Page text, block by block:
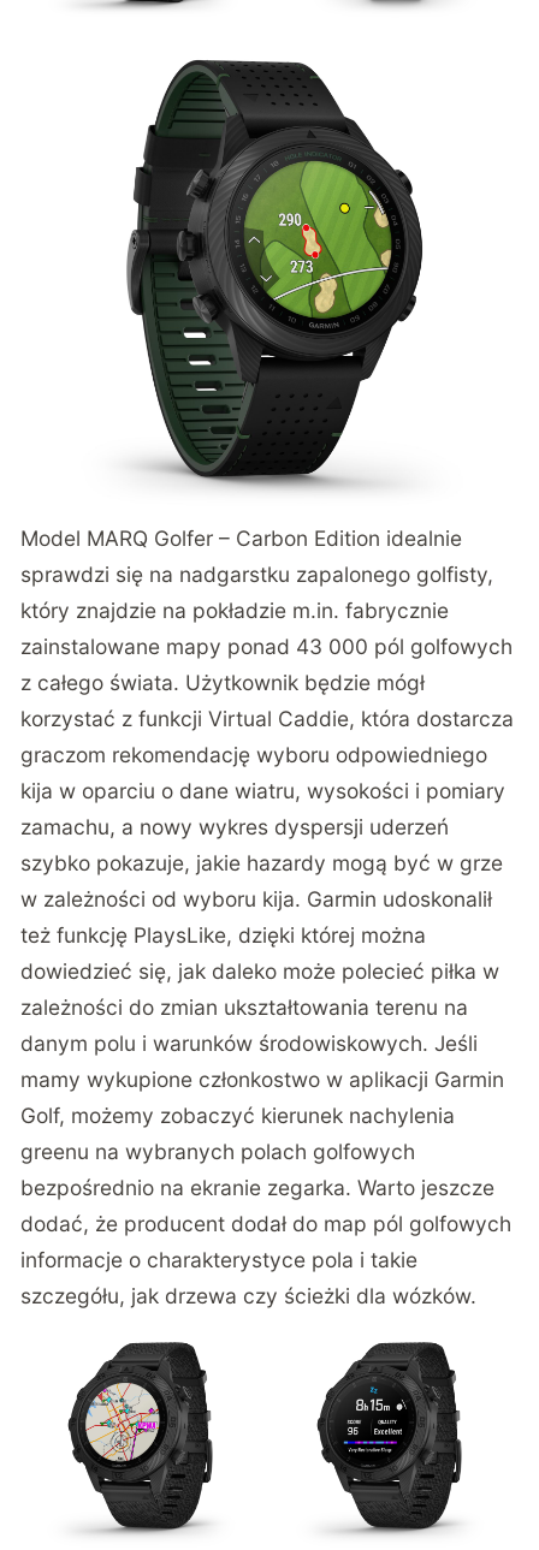
Model MARQ Golfer – Carbon Edition idealnie
sprawdzi się na nadgarstku zapalonego golfisty,
który znajdzie na pokładzie m.in. fabrycznie
zainstalowane mapy ponad 43 000 pól golfowych
z całego świata. Użytkownik będzie mógł
korzystać z funkcji Virtual Caddie, która dostarcza
graczom rekomendację wyboru odpowiedniego
kija w oparciu o dane wiatru, wysokości i pomiary
zamachu, a nowy wykres dyspersji uderzeń
szybko pokazuje, jakie hazardy mogą być w grze
w zależności od wyboru kija. Garmin udoskonalił
też funkcję PlaysLike, dzięki której można
dowiedzieć się, jak daleko może polecieć piłka w
zależności do zmian ukształtowania terenu na
danym polu i warunków środowiskowych. Jeśli
mamy wykupione członkostwo w aplikacji Garmin
Golf, możemy zobaczyć kierunek nachylenia
greenu na wybranych polach golfowych
bezpośrednio na ekranie zegarka. Warto jeszcze
dodać, że producent dodał do map pól golfowych
informacje o charakterystyce pola i takie
szczegółu, jak drzewa czy ścieżki dla wózków.